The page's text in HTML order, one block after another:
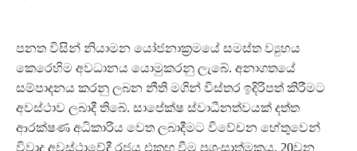
පනත විසින් නියාමන යෝජනාක්‍රමයේ සමස්ත ව්‍යුහය
කෙරෙහිම අවධානය යොමුකරනු ලැබේ. අනාගතයේ
සම්පාදනය කරනු ලබන නීති මගින් විස්තර ඉදිරිපත් කිරීමට
අවස්ථාව ලබාදී තිබේ. සාපේක්ෂ ස්වාධීනත්වයක් දත්ත
ආරක්ෂණ අධිකාරිය වෙත ලබාදීමට විවේචන හේතුවෙන්
විවාද අවස්ථාවේදී රජය එකඟ වීම ප්‍රශංසාත්මකය. 20වන